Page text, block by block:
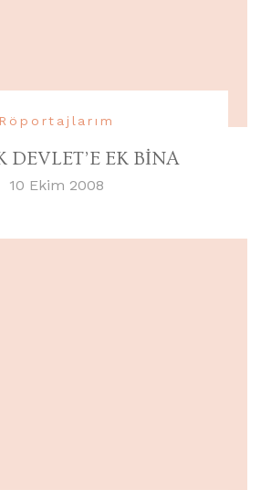
Röportajlarım
DEVLET’E EK BİNA
10 Ekim 2008